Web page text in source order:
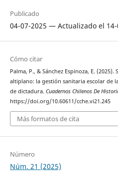
Publicado
04-07-2025 — Actualizado el 14-
Cómo citar
Palma, P., & Sánchez Espinoza, E.
altiplano: la gestión sanitaria escolar de
de dictadura. Cuadernos Chilenos De
https://doi.org/10.60611/cche.vi21.245
Más formatos de cita
Número
Núm. 21 (2025)